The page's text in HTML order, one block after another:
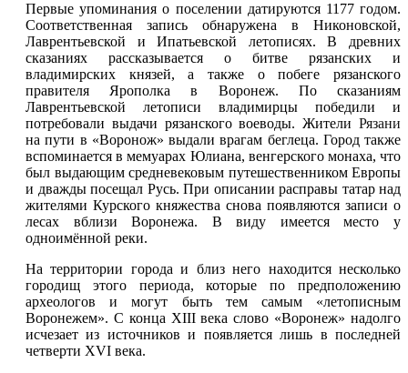
Первые упоминания о поселении датируются 1177 годом.
Соответственная запись обнаружена в Никоновской,
Лаврентьевской и Ипатьевской летописях. В древних
сказаниях рассказывается о битве рязанских и
владимирских князей, а также о побеге рязанского
правителя Ярополка в Воронеж. По сказаниям
Лаврентьевской летописи владимирцы победили и
потребовали выдачи рязанского воеводы. Жители Рязани
на пути в «Воронож» выдали врагам беглеца. Город также
вспоминается в мемуарах Юлиана, венгерского монаха, что
был выдающим средневековым путешественником Европы
и дважды посещал Русь. При описании расправы татар над
жителями Курского княжества снова появляются записи о
лесах вблизи Воронежа. В виду имеется место у
одноимённой реки.
На территории города и близ него находится несколько
городищ этого периода, которые по предположению
археологов и могут быть тем самым «летописным
Воронежем». С конца XIII века слово «Воронеж» надолго
исчезает из источников и появляется лишь в последней
четверти XVI века.